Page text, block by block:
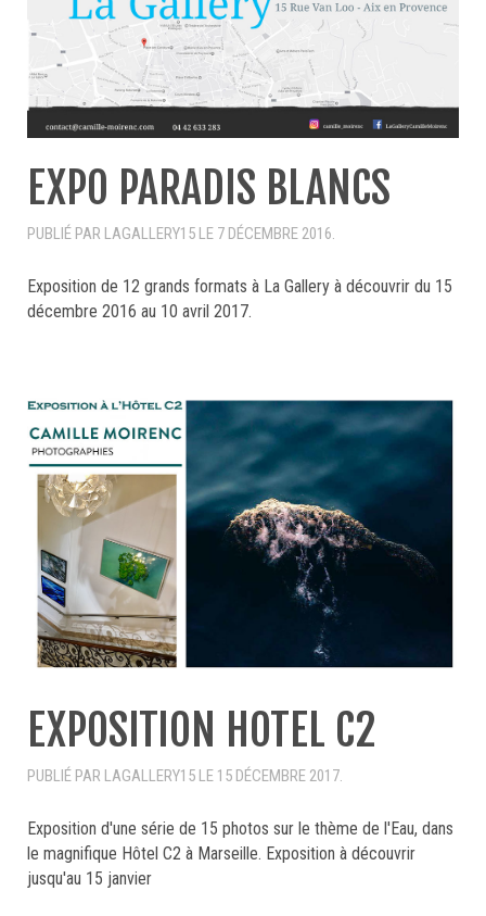
EXPO PARADIS BLANCS
PUBLIÉ PAR LAGALLERY15 LE 7 DÉCEMBRE 2016.
Exposition de 12 grands formats à La Gallery à découvrir du 15
décembre 2016 au 10 avril 2017.
EXPOSITION HOTEL C2
PUBLIÉ PAR LAGALLERY15 LE 15 DÉCEMBRE 2017.
Exposition d'une série de 15 photos sur le thème de l'Eau, dans
le magnifique Hôtel C2 à Marseille. Exposition à découvrir
jusqu'au 15 janvier